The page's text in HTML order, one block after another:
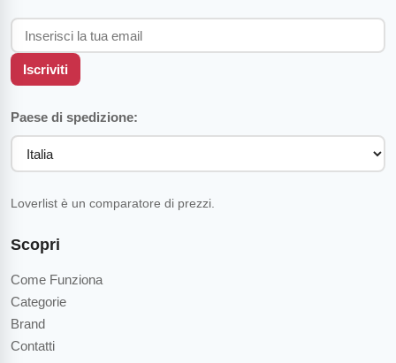
Scopri
Come Funziona
Categorie
Brand
Contatti
Iscriviti
Paese di spedizione:
Loverlist è un comparatore di prezzi.